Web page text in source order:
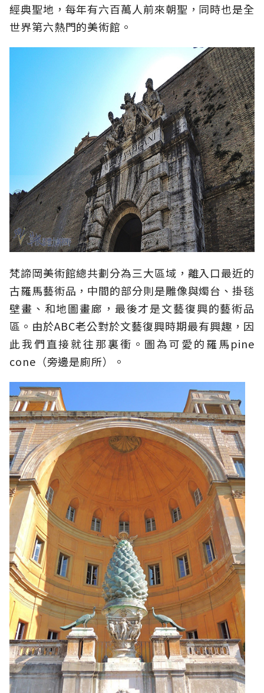
經典聖地，每年有六百萬人前來朝聖，同時也是全
世界第六熱門的美術館。
梵諦岡美術館總共劃分為三大區域，離入口最近的
古羅馬藝術品，中間的部分則是雕像與燭台、掛毯
壁畫、和地圖畫廊，最後才是文藝復興的藝術品
區。由於ABC老公對於文藝復興時期最有興趣，因
此我們直接就往那裏衝。圖為可愛的羅馬pine
cone（旁邊是廁所）。